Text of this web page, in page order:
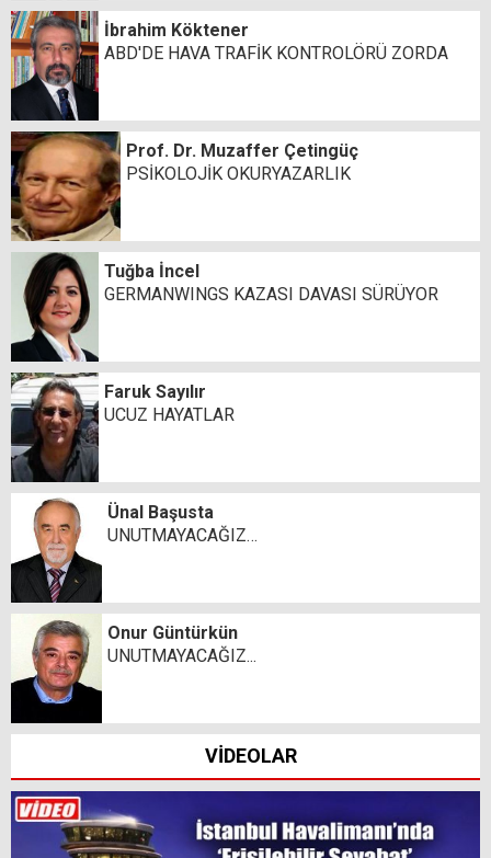
İbrahim Köktener
ABD'DE HAVA TRAFİK KONTROLÖRÜ ZORDA
Prof. Dr. Muzaffer Çetingüç
PSİKOLOJİK OKURYAZARLIK
Tuğba İncel
GERMANWINGS KAZASI DAVASI SÜRÜYOR
Faruk Sayılır
UCUZ HAYATLAR
Ünal Başusta
UNUTMAYACAĞIZ…
Onur Güntürkün
UNUTMAYACAĞIZ...
VİDEOLAR